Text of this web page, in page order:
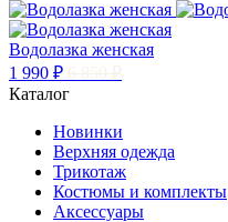
Водолазка женская
1 990 ₽
Каталог
Новинки
Верхняя одежда
Трикотаж
Костюмы и комплекты
Аксессуары